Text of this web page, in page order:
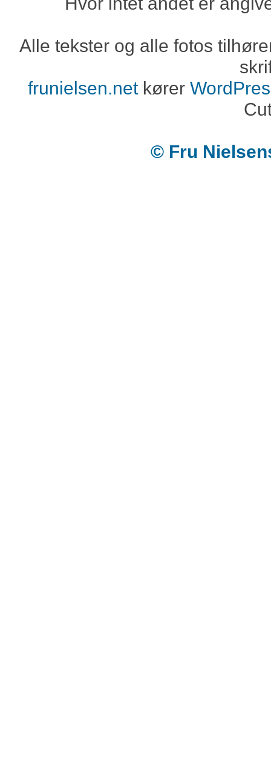
Alle tekster og alle fotos
frunielsen.netkører
© Fru